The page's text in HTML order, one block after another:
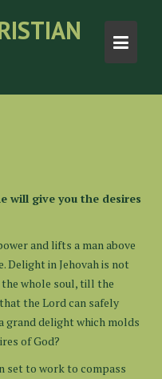
will give you the desires
and lifts a man above
Delight in Jehovah is not
whole soul, till the
the Lord can safely
delight which molds
of God?
set to work to compass